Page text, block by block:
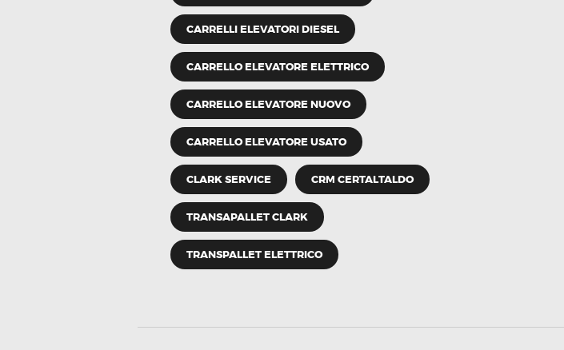
CARRELLI ELEVATORI DIESEL
CARRELLO ELEVATORE ELETTRICO
CARRELLO ELEVATORE NUOVO
CARRELLO ELEVATORE USATO
CLARK SERVICE CRM CERTALTALDO
TRANSAPALLET CLARK
TRANSPALLET ELETTRICO